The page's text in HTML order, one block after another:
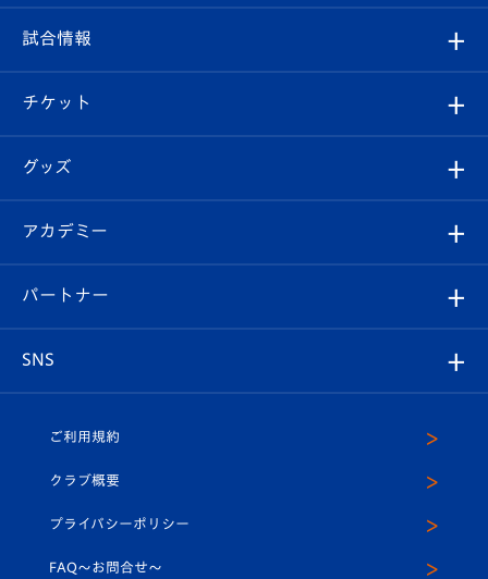
クラブ
試合情報
チケット
イベント
メディア
ホームタウン
クラブ概要
エンブレム紹介
スタッフプロフィール
マスコット紹介
平和祈念活動
観戦ルール
はじめての観戦ガイド
Revive Team
ヴィヴィくんの長崎おもてなしガイド
試合情報
試合日程/結果
フォトギャラリー
スタジアムグルメ
チケット
チケット
V-LOVERS（ファンクラブ）
プレイヤーズスイート
グッズ
オンラインショップ
店舗情報
アカデミー
育成からのお知らせ
U-18
スクール
パートナー
SNS
ヴィヴィくんインスタグラム
公式LINE＠
ご利用規約
クラブ概要
プライバシーポリシー
FAQ〜お問合せ〜